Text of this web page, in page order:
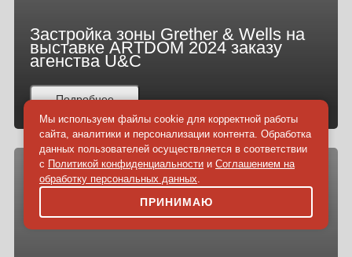
Застройка зоны Grether & Wells на
выставке ARTDOM 2024 заказу
агенства U&C
Подробнее
Мы используем файлы cookie для корректной работы
сайта, аналитики и персонализации контента. Обработка
данных пользователей осуществляется в соответствии
с Политикой конфиденциальности и Соглашением на
обработку персональных данных.
ПРИНИМАЮ